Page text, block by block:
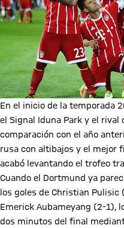
En el inicio de la temporada
el Signal Iduna Park y el rival
comparación con el año
rusa con altibajos y el mejor
acabó levantando el trofeo
Cuando el Dortmund ya
los goles de Christian
Emerick Aubameyang (2-1),
dos minutos del final